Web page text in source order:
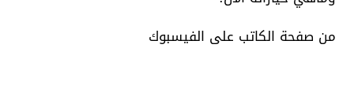
من صفحة الكاتب على الفيسبوك